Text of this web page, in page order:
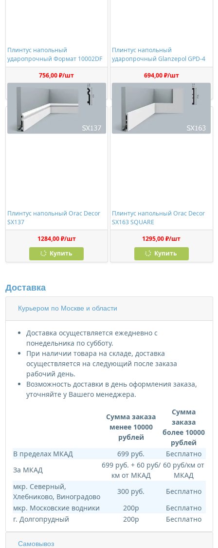
Плинтус напольный
ударопрочный Формат 10002DF
756,00 ₽/шт
Купить
Плинтус напольный
ударопрочный Glanzepol GPD-4
694,00 ₽/шт
Купить
Плинтус напольный Orac Decor
SX137
1284,00 ₽/шт
Купить
Плинтус напольный Orac Decor
SX163 SQUARE
1295,00 ₽/шт
Купить
Доставка
Курьером по Москве и области
Доставка осуществляется ежедневно с
понедельника по субботу.
При наличии товара на складе, доставка
осуществляется на следующий после заказа
рабочий день.
Возможность доставки в день оформления заказа,
уточняйте у Вашего менеджера.
Сумма заказа
менее 10000
рублей
Сумма
заказа
более 10000
рублей
В пределах МКАД
699 руб.
Бесплатно
За МКАД
699 руб. + 60 руб/
км от МКАД
60 руб/км от
МКАД
мкр. Северный,
Хлебниково, Виноградово
300 руб.
Бесплатно
мкр. Московские водники
200р
Бесплатно
г. Долгопрудный
200р Бесплатно
Самовывоз